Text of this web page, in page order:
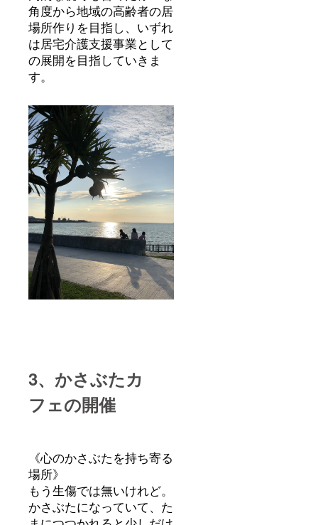
角度から地域の高齢者の居
場所作りを目指し、いずれ
は居宅介護支援事業として
の展開を目指していきま
す。
3、かさぶたカ
フェの開催
《心のかさぶたを持ち寄る
場所》
もう生傷では無いけれど。
かさぶたになっていて、た